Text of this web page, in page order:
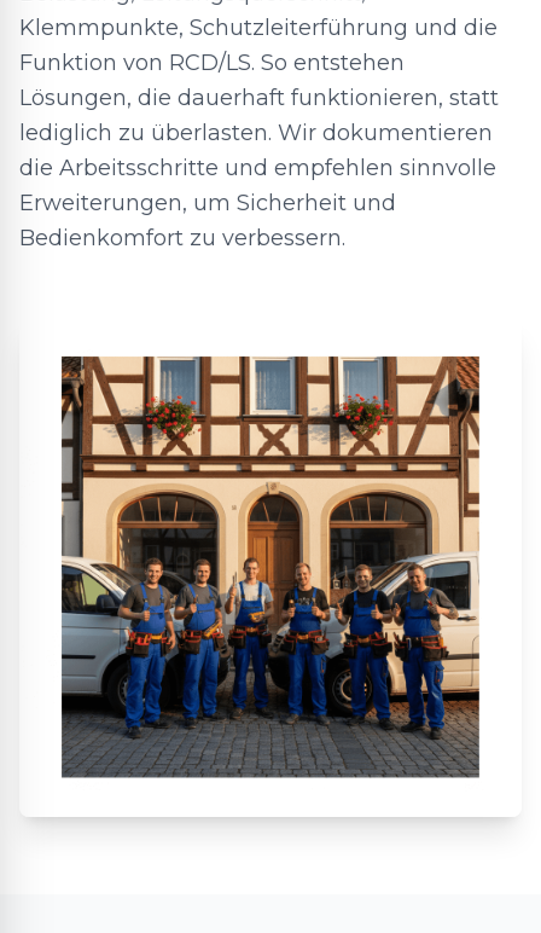
Klemmpunkte, Schutzleiterführung und die
Funktion von RCD/LS. So entstehen
Lösungen, die dauerhaft funktionieren, statt
lediglich zu überlasten. Wir dokumentieren
die Arbeitsschritte und empfehlen sinnvolle
Erweiterungen, um Sicherheit und
Bedienkomfort zu verbessern.